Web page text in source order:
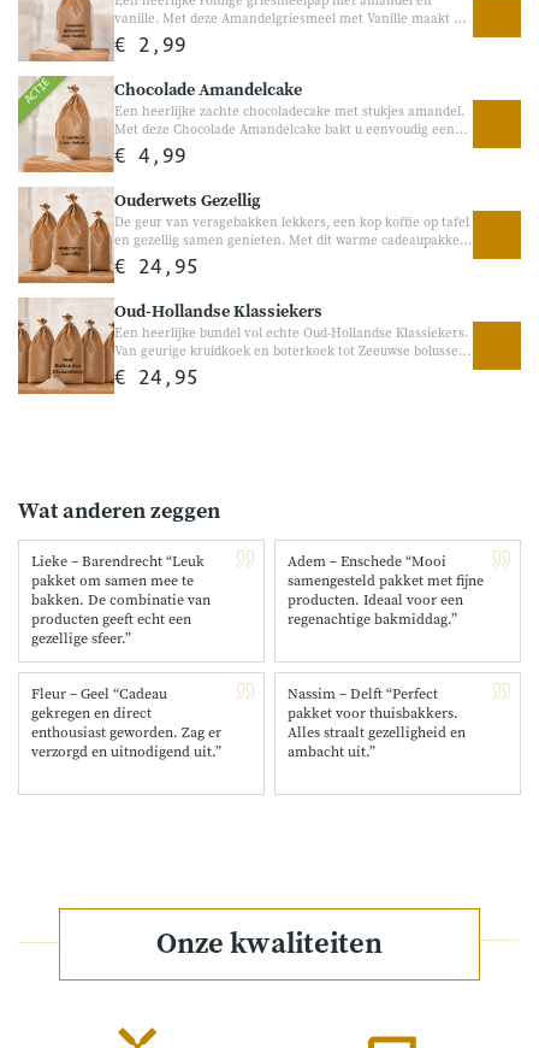
vanille. Met deze Amandelgriesmeel met Vanille maakt u
eenvoudig een heerlijke warme griesmeelpap of pudding
met een zachte vanillesmaak en stukjes amandel. Heerlijk
€ 2,99
ACTIE Chocolade Amandelcake
Een heerlijke zachte chocoladecake met stukjes amandel.
Met deze Chocolade Amandelcake bakt u eenvoudig een
volle chocoladecake met een rijke smaak en heerlijke
stukjes amandel. Perfect voor chocoladeliefhebbers en
€ 4,99
Ouderwets Gezellig
De geur van versgebakken lekkers, een kop koffie op tafel
en gezellig samen genieten. Met dit warme cadeaupakket
haalt u echte Hollandse gezelligheid in huis. Van
ambachtelijke griesmeelpap en havervlokken tot heerlijke
zondagmiddag of een ouderwets genietmoment samen.
Een origineel cadeaupakket vol vertrouwde smaken. Leuk
ingepakt als cadeau Vol ouderwetse gezelligheid
€ 24,95
Oud-Hollandse Klassiekers
Een heerlijke bundel vol echte Oud-Hollandse Klassiekers.
Van geurige kruidkoek en boterkoek tot Zeeuwse bolussen
en Gevulde Koeken, met deze bundel haalt u de smaak van
vroeger in huis. Perfect voor bij de koffie, een verjaardag
€ 24,95
Wat anderen zeggen
Lieke – Barendrecht “Leuk
pakket om samen mee te
bakken. De combinatie van
producten geeft echt een
gezellige sfeer.”
Adem – Enschede “Mooi
samengesteld pakket met fijne
producten. Ideaal voor een
regenachtige bakmiddag.”
Fleur – Geel “Cadeau
gekregen en direct
enthousiast geworden. Zag er
verzorgd en uitnodigend uit.”
Nassim – Delft “Perfect
pakket voor thuisbakkers.
Alles straalt gezelligheid en
ambacht uit.”
Onze kwaliteiten